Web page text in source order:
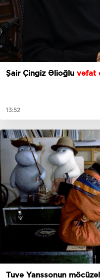
Şair Çingiz Əlioğlu vəfat
13:52
Tuve Yanssonun